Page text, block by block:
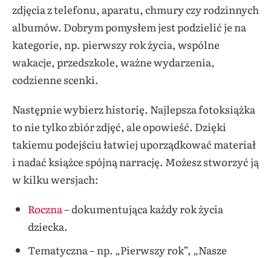
zdjęcia z telefonu, aparatu, chmury czy rodzinnych
albumów. Dobrym pomysłem jest podzielić je na
kategorie, np. pierwszy rok życia, wspólne
wakacje, przedszkole, ważne wydarzenia,
codzienne scenki.
Następnie wybierz historię. Najlepsza fotoksiążka
to nie tylko zbiór zdjęć, ale opowieść. Dzięki
takiemu podejściu łatwiej uporządkować materiał
i nadać książce spójną narrację. Możesz stworzyć ją
w kilku wersjach:
Roczna– dokumentująca każdy rok życia
dziecka.
Tematyczna – np. „Pierwszy rok”, „Nasze